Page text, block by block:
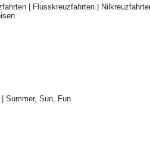
| Flusskreuzfahrten |
Summer, Sun, Fun